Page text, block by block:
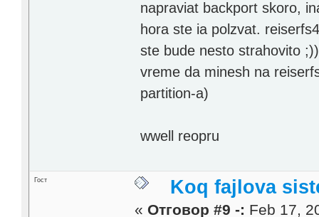
napraviat backport skoro,
hora ste ia polzvat.
ste bude nesto strahovito
vreme da minesh na
partition-a)
wwell reopru
Гост Koq fajlova
« Отговор #9 -: Feb 17,